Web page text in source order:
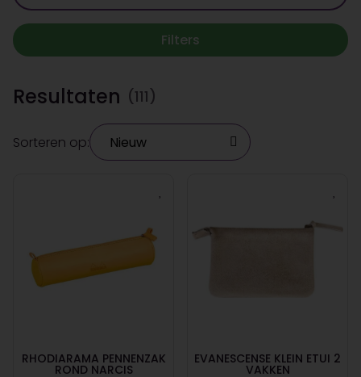
Filters
Resultaten (111)
Sorteren op:
RHODIARAMA PENNENZAK
ROND NARCIS
EVANESCENSE KLEIN ETUI 2
VAKKEN